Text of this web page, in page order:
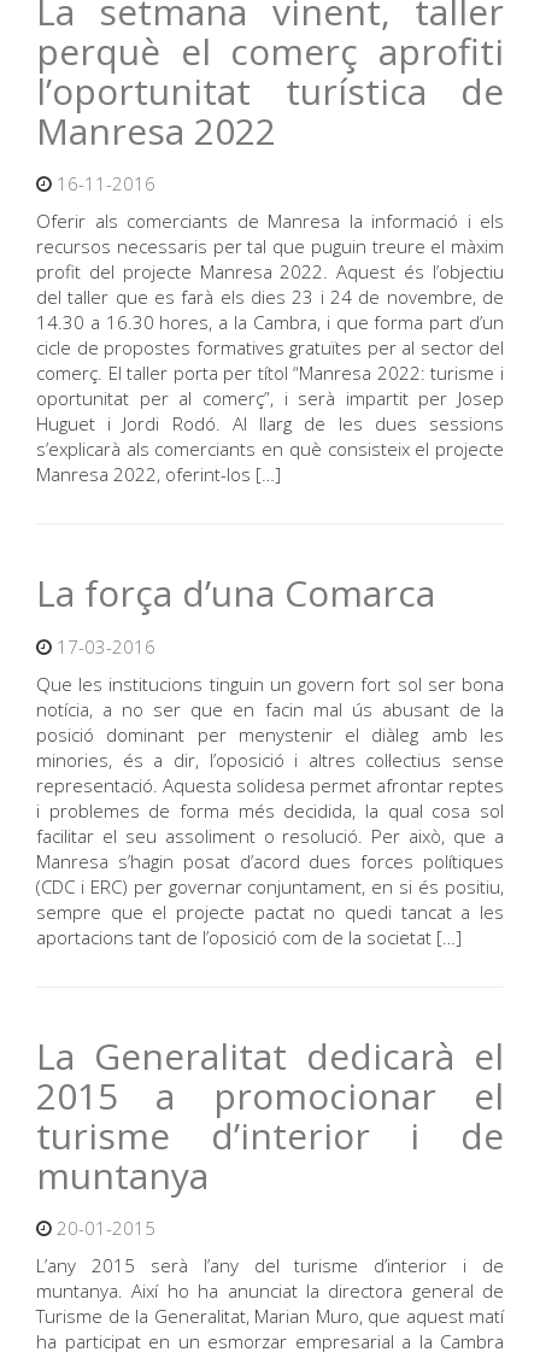
La setmana vinent, taller
perquè el comerç aprofiti
l’oportunitat turística de
Manresa 2022
16-11-2016
Oferir als comerciants de Manresa la informació i els
recursos necessaris per tal que puguin treure el màxim
profit del projecte Manresa 2022. Aquest és l’objectiu
del taller que es farà els dies 23 i 24 de novembre, de
14.30 a 16.30 hores, a la Cambra, i que forma part d’un
cicle de propostes formatives gratuïtes per al sector del
comerç. El taller porta per títol “Manresa 2022: turisme i
oportunitat per al comerç”, i serà impartit per Josep
Huguet i Jordi Rodó. Al llarg de les dues sessions
s’explicarà als comerciants en què consisteix el projecte
Manresa 2022, oferint-los […]
La força d’una Comarca
17-03-2016
Que les institucions tinguin un govern fort sol ser bona
notícia, a no ser que en facin mal ús abusant de la
posició dominant per menystenir el diàleg amb les
minories, és a dir, l’oposició i altres col·lectius sense
representació. Aquesta solidesa permet afrontar reptes
i problemes de forma més decidida, la qual cosa sol
facilitar el seu assoliment o resolució. Per això, que a
Manresa s’hagin posat d’acord dues forces polítiques
(CDC i ERC) per governar conjuntament, en si és positiu,
sempre que el projecte pactat no quedi tancat a les
aportacions tant de l’oposició com de la societat […]
La Generalitat dedicarà el
2015 a promocionar el
turisme d’interior i de
muntanya
20-01-2015
L’any 2015 serà l’any del turisme d’interior i de
muntanya. Així ho ha anunciat la directora general de
Turisme de la Generalitat, Marian Muro, que aquest matí
ha participat en un esmorzar empresarial a la Cambra